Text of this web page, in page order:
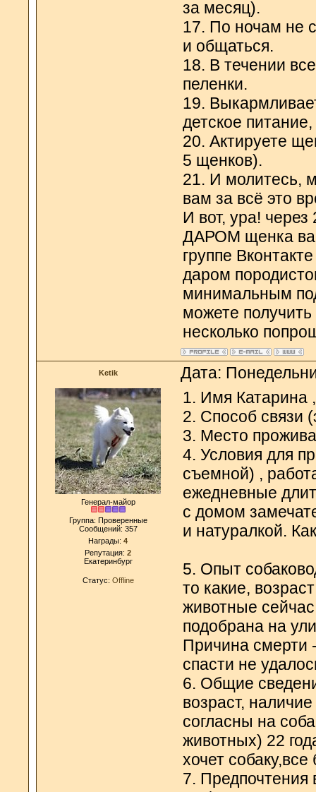
за месяц).
17. По ночам не
и общаться.
18. В течении
пеленки.
19.
детское
20. Актируете
5 щенков).
21. И молитесь,
вам за всё это
И вот, ура!
ДАРОМ щенка
группе
даром
минимальным
можете
несколько
Ketik Дата:
Генерал-майор
Группа: Проверенные
Сообщений: 357
Награды: 4
Репутация: 2
Екатеринбург
Статус: Offline
1. Имя Катарина
2. Способ связи
3. Место
4. Условия для
съемной) ,
ежедневные
с домом
и натуралкой.
5. Опыт
то какие,
животные
подобрана на
Причина смерти
спасти не
6. Общие
возраст,
согласны на
животных) 22
хочет
7. Предпочтения